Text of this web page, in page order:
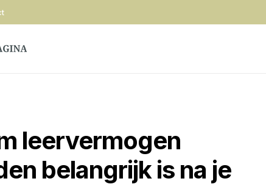
leervermogen
belangrijk is na je